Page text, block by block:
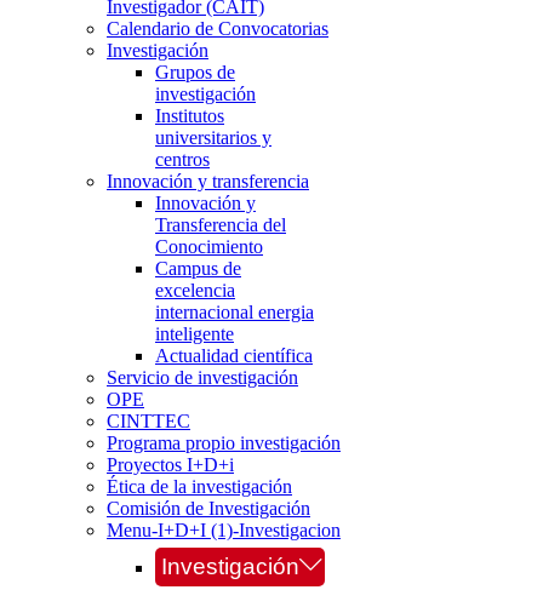
Investigador (CAIT)
Calendario de Convocatorias
Investigación
Grupos de
investigación
Institutos
universitarios y
centros
Innovación y transferencia
Innovación y
Transferencia del
Conocimiento
Campus de
excelencia
internacional energia
inteligente
Actualidad científica
Servicio de investigación
OPE
CINTTEC
Programa propio investigación
Proyectos I+D+i
Ética de la investigación
Comisión de Investigación
Menu-I+D+I (1)-Investigacion
Investigación